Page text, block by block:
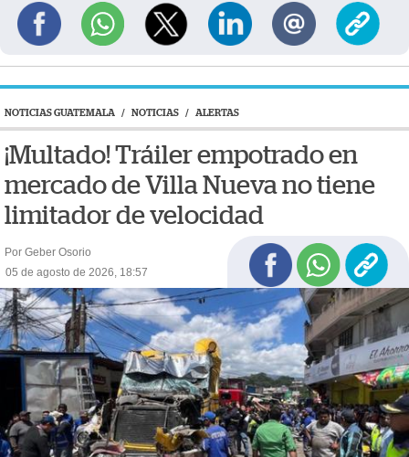
NOTICIAS GUATEMALA / NOTICIAS / ALERTAS
¡Multado! Tráiler empotrado en
mercado de Villa Nueva no tiene
limitador de velocidad
Por Geber Osorio
05 de agosto de 2026, 18:57